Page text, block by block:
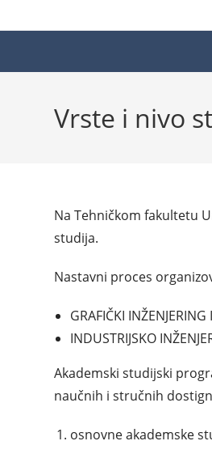
Vrste i nivo
Na Tehničkom fakultetu
studija.
Nastavni proces
GRAFIČKI INŽENJERING
INDUSTRIJSKO
Akademski studijski
naučnih i stručnih
osnovne akademske